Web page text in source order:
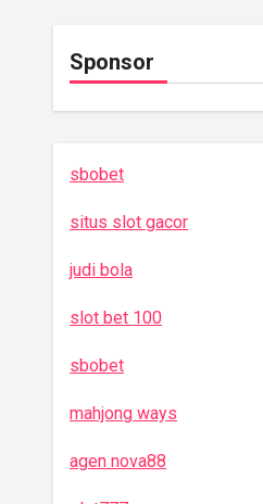
Sponsor
sbobet
situs slot gacor
judi bola
slot bet 100
sbobet
mahjong ways
agen nova88